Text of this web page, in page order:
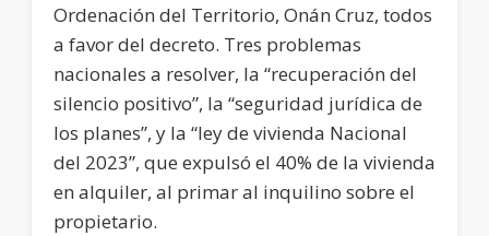
Ordenación del Territorio, Onán Cruz, todos
a favor del decreto. Tres problemas
nacionales a resolver, la “recuperación del
silencio positivo”, la “seguridad jurídica de
los planes”, y la “ley de vivienda Nacional
del 2023”, que expulsó el 40% de la vivienda
en alquiler, al primar al inquilino sobre el
propietario.